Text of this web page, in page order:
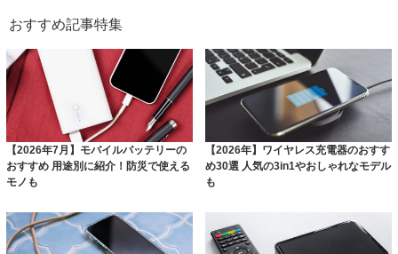
おすすめ記事特集
【2026年7月】モバイルバッテリーの
おすすめ 用途別に紹介！防災で使える
モノも
【2026年】ワイヤレス充電器のおすす
め30選 人気の3in1やおしゃれなモデル
も